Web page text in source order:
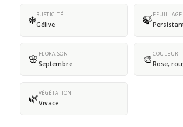
❄️RUSTICITÉ
Gélive 🍃FEUILLAGE
🌸 FLORAISON
Septembre 🎨COULEUR
Rose,
🌿VÉGÉTATION
Vivace